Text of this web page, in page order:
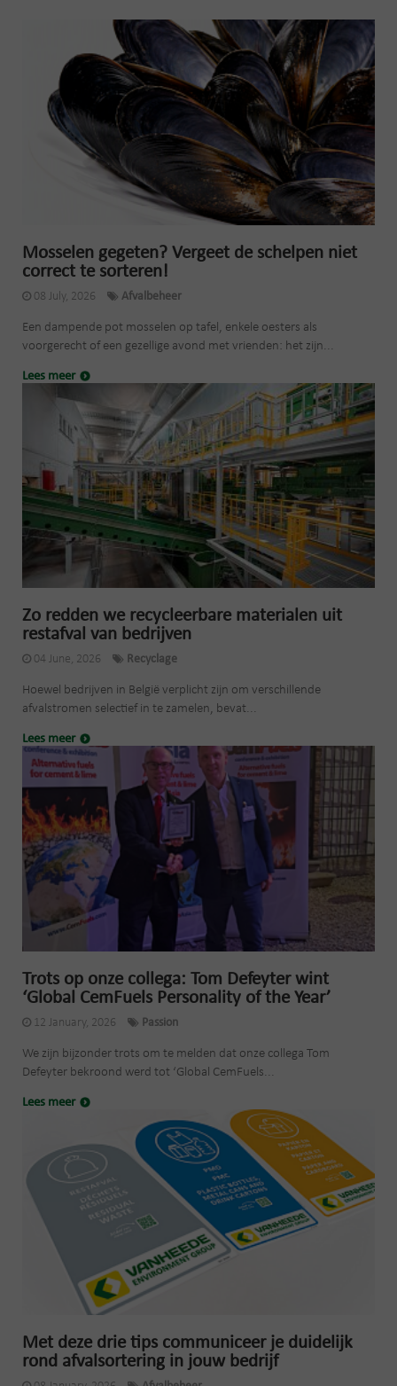
Mosselen gegeten? Vergeet de schelpen niet
correct te sorteren!
08 July, 2026 Afvalbeheer
Een dampende pot mosselen op tafel, enkele oesters als
voorgerecht of een gezellige avond met vrienden: het zijn...
Lees meer
Zo redden we recycleerbare materialen uit
restafval van bedrijven
04 June, 2026 Recyclage
Hoewel bedrijven in België verplicht zijn om verschillende
afvalstromen selectief in te zamelen, bevat...
Lees meer
Trots op onze collega: Tom Defeyter wint
‘Global CemFuels Personality of the Year’
12 January, 2026 Passion
We zijn bijzonder trots om te melden dat onze collega Tom
Defeyter bekroond werd tot ‘Global CemFuels...
Lees meer
Met deze drie tips communiceer je duidelijk
rond afvalsortering in jouw bedrijf